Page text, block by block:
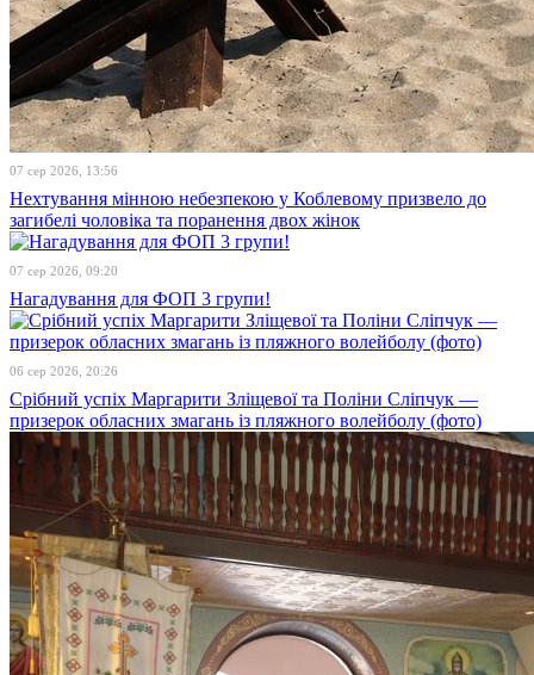
07 сер 2026, 13:56
Нехтування мінною небезпекою у Коблевому призвело до
загибелі чоловіка та поранення двох жінок
07 сер 2026, 09:20
Нагадування для ФОП 3 групи!
06 сер 2026, 20:26
Срібний успіх Маргарити Зліщевої та Поліни Сліпчук —
призерок обласних змагань із пляжного волейболу (фото)